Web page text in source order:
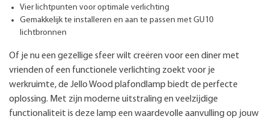
Vier lichtpunten voor optimale verlichting
Gemakkelijk te installeren en aan te passen met GU10
lichtbronnen
Of je nu een gezellige sfeer wilt creëren voor een diner met
vrienden of een functionele verlichting zoekt voor je
werkruimte, de Jello Wood plafondlamp biedt de perfecte
oplossing. Met zijn moderne uitstraling en veelzijdige
functionaliteit is deze lamp een waardevolle aanvulling op jouw